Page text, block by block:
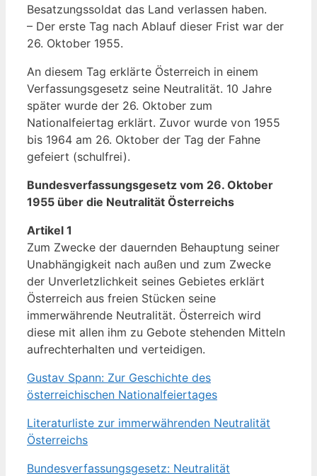
Besatzungssoldat das Land verlassen haben.
– Der erste Tag nach Ablauf dieser Frist war der
26. Oktober 1955.
An diesem Tag erklärte Österreich in einem
Verfassungsgesetz seine Neutralität. 10 Jahre
später wurde der 26. Oktober zum
Nationalfeiertag erklärt. Zuvor wurde von 1955
bis 1964 am 26. Oktober der Tag der Fahne
gefeiert (schulfrei).
Bundesverfassungsgesetz vom 26. Oktober
1955 über die Neutralität Österreichs
Artikel 1
Zum Zwecke der dauernden Behauptung seiner
Unabhängigkeit nach außen und zum Zwecke
der Unverletzlichkeit seines Gebietes erklärt
Österreich aus freien Stücken seine
immerwährende Neutralität. Österreich wird
diese mit allen ihm zu Gebote stehenden Mitteln
aufrechterhalten und verteidigen.
Gustav Spann: Zur Geschichte des
österreichischen Nationalfeiertages
Literaturliste zur immerwährenden Neutralität
Österreichs
Bundesverfassungsgesetz: Neutralität